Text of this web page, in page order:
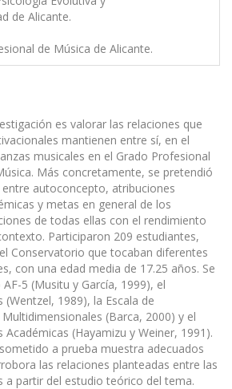
de Alicante.
de Música de Alicante.
es valorar las relaciones que
mantienen entre sí, en el
musicales en el Grado Profesional
Más concretamente, se pretendió
autoconcepto, atribuciones
y metas en general de los
de todas ellas con el rendimiento
Participaron 209 estudiantes,
Conservatorio que tocaban diferentes
con una edad media de 17.25 años. Se
5 (Musitu y García, 1999), el
1989), la Escala de
(Barca, 2000) y el
(Hayamizu y Weiner, 1991).
a prueba muestra adecuados
las relaciones planteadas entre las
a partir del estudio teórico del tema.